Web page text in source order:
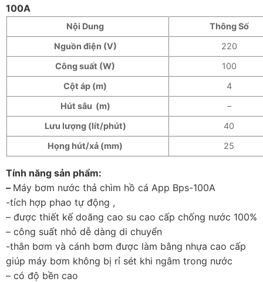
100A
Nội Dung
Thông Số
Nguồn điện (V)
220
Công suất (W)
100
Cột áp (m)
4
Hút sâu (m)
–
Lưu lượng (lít/phút)
40
Họng hút/xả (mm)
25
Tính năng sản phẩm:
– Máy bơm nước thả chìm hồ cá App Bps-100A
-tích hợp phao tự động ,
– được thiết kế doăng cao su cao cấp chống nước 100%
– công suất nhỏ dễ dàng di chuyển
-thân bơm và cánh bơm được làm bằng nhựa cao cấp
giúp máy bơm không bị rỉ sét khi ngâm trong nước
– có độ bền cao